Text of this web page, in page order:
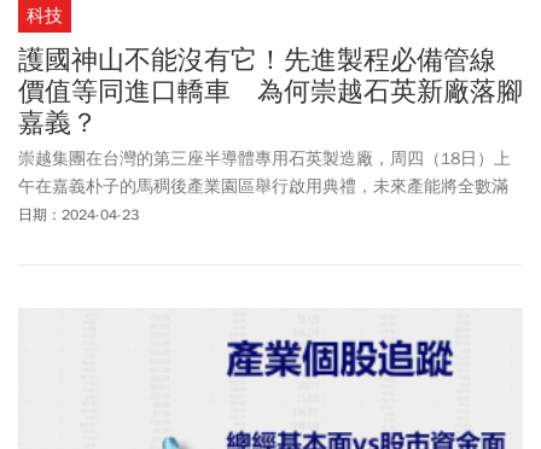
科技
護國神山不能沒有它！先進製程必備管線
價值等同進口轎車 為何崇越石英新廠落腳
嘉義？
崇越集團在台灣的第三座半導體專用石英製造廠，周四（18日）上
午在嘉義朴子的馬稠後產業園區舉行啟用典禮，未來產能將全數滿
足護國神山在南科的先進製程需求，甚至不排除爭取同樣放眼先進
光電、太陽能等科技領域，並積極打造晶圓代工服務平台。不只如
此，崇越集團後來跨入事業廢棄物清運與化學藥品銷售業務，轉投
場館營運經營，涉足大健康事業。
日期：2024-04-23